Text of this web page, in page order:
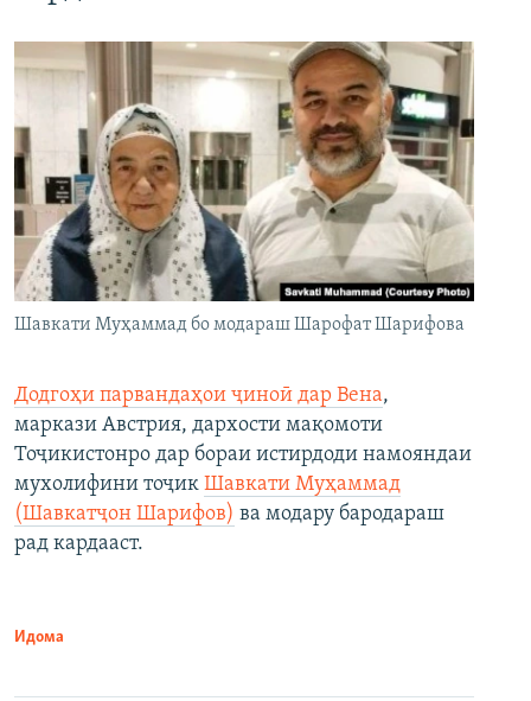
Шавкати Муҳаммад бо модараш Шарофат Шарифова
Додгоҳи парвандаҳои ҷиноӣ дар Вена,
маркази Австрия, дархости мақомоти
Тоҷикистонро дар бораи истирдоди намояндаи
мухолифини тоҷик Шавкати Муҳаммад
(Шавкатҷон Шарифов) ва модару бародараш
рад кардааст.
Идома